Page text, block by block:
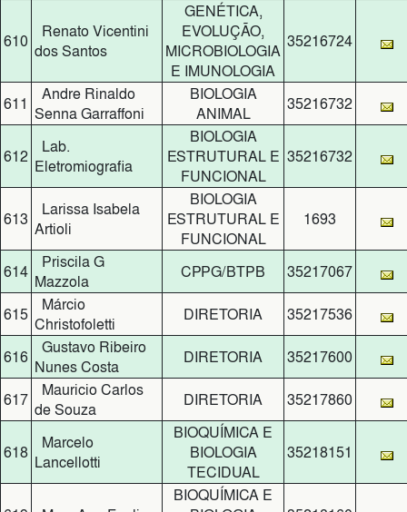
610
Renato Vicentini
dos Santos
GENÉTICA,
EVOLUÇÃO,
MICROBIOLOGIA
E IMUNOLOGIA
35216724
611
Andre Rinaldo
Senna Garraffoni
BIOLOGIA
ANIMAL
35216732
612
Lab.
Eletromiografia
BIOLOGIA
ESTRUTURAL E
FUNCIONAL
35216732
613
Larissa Isabela
Artioli
BIOLOGIA
ESTRUTURAL E
FUNCIONAL
1693
614
Priscila G
Mazzola
CPPG/BTPB 35217067
615
Márcio
Christofoletti
DIRETORIA 35217536
616
Gustavo Ribeiro
Nunes Costa
DIRETORIA 35217600
617
Mauricio Carlos
de Souza
DIRETORIA 35217860
618
Marcelo
Lancellotti
BIOQUÍMICA E
BIOLOGIA
TECIDUAL
35218151
BIOQUÍMICA E